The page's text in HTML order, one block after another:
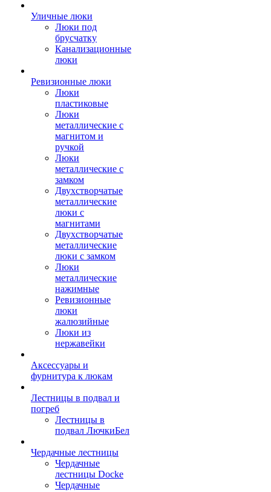
Уличные люки
Люки под
брусчатку
Канализационные
люки
Ревизионные люки
Люки
пластиковые
Люки
металлические с
магнитом и
ручкой
Люки
металлические с
замком
Двухстворчатые
металлические
люки с
магнитами
Двухстворчатые
металлические
люки с замком
Люки
металлические
нажимные
Ревизионные
люки
жалюзийные
Люки из
нержавейки
Аксессуары и
фурнитура к люкам
Лестницы в подвал и
погреб
Лестницы в
подвал ЛючкиБел
Чердачные лестницы
Чердачные
лестницы Docke
Чердачные